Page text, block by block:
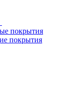
покрытия
покрытия